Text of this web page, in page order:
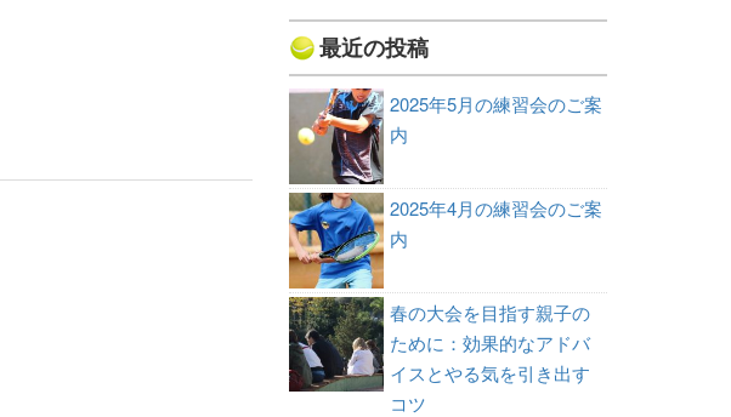
最近の投稿
2025年5月の練習会のご案
内
2025年4月の練習会のご案
内
春の大会を目指す親子の
ために：効果的なアドバ
イスとやる気を引き出す
コツ